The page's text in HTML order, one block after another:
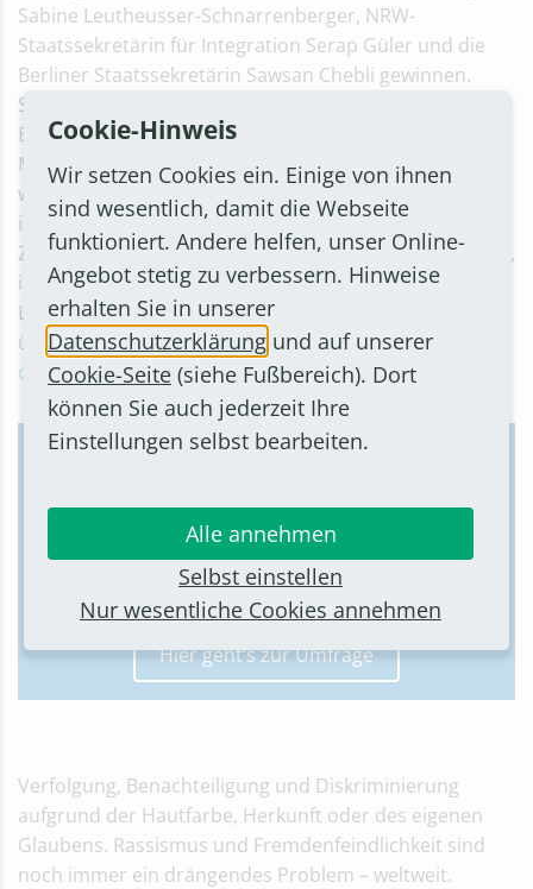
Sabine Leutheusser-Schnarrenberger, NRW-
Staatssekretärin für Integration Serap Güler und die
Berliner Staatssekretärin Sawsan Chebli gewinnen.
Schirmherr des Formats "Jugend trifft Politik" ist
Bundestagspräsident Dr. Wolfgang Thierse. Die
Moderation übernimmt Franziska Becker. Diskutiert
wird über aktuelle Probleme und Herausforderungen
in der gemeinsamen Anstrengung gegen Rassismus.
Zuschauerinnen und Zuschauer können sich beteiligen,
indem sie ihre Fragen während der Übertragung im
Livechat stellen. Wer bereits jetzt eine Frage
übermitteln möchte, schickt einfach eine Mail an
deine.frage(at)outlook.de.
Umfrage
Vorab kann man auch an einer Umfrage
teilnehmen und seine Erfahrungen mit Rassismus
äußern und Ideen angeben, wie man Rassismus
entgegentreten kann. Die Teilnahme ist anonym.
Hier geht’s zur Umfrage
Verfolgung, Benachteiligung und Diskriminierung
aufgrund der Hautfarbe, Herkunft oder des eigenen
Glaubens. Rassismus und Fremdenfeindlichkeit sind
noch immer ein drängendes Problem – weltweit.
Cookie-Hinweis
Wir setzen Cookies ein. Einige von ihnen
sind wesentlich, damit die Webseite
funktioniert. Andere helfen, unser Online-
Angebot stetig zu verbessern. Hinweise
erhalten Sie in unserer
Datenschutzerklärung und auf unserer
Cookie-Seite (siehe Fußbereich). Dort
können Sie auch jederzeit Ihre
Einstellungen selbst bearbeiten.
Alle annehmen
Selbst einstellen
Nur wesentliche Cookies annehmen